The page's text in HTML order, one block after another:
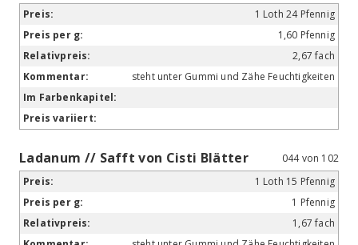
1 Loth 24 Pfennig
1,60 Pfennig
2,67 fach
steht unter Gummi und Zähe Feuchtigkeiten
Ladanum // Safft von Cisti Blätter
044 von 102
1 Loth 15 Pfennig
1 Pfennig
1,67 fach